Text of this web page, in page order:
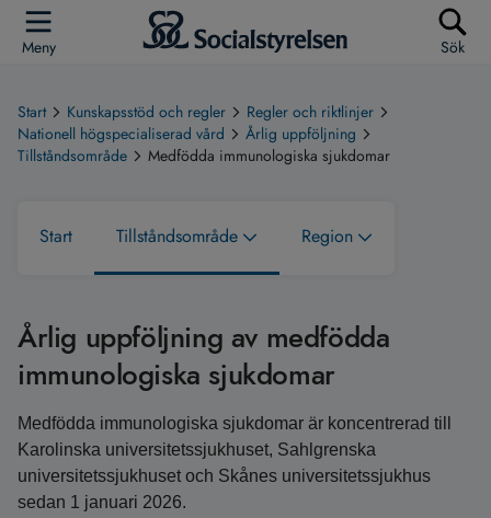
Meny Sök
Start Kunskapsstöd och regler
Regler och riktlinjer
Nationell högspecialiserad vård
Årlig uppföljning
Tillståndsområde
Medfödda immunologiska sjukdomar
Start Tillståndsområde Region
Årlig uppföljning av medfödda
immunologiska sjukdomar
Medfödda immunologiska sjukdomar är koncentrerad till
Karolinska universitetssjukhuset, Sahlgrenska
universitetssjukhuset och Skånes universitetssjukhus
sedan 1 januari 2026.